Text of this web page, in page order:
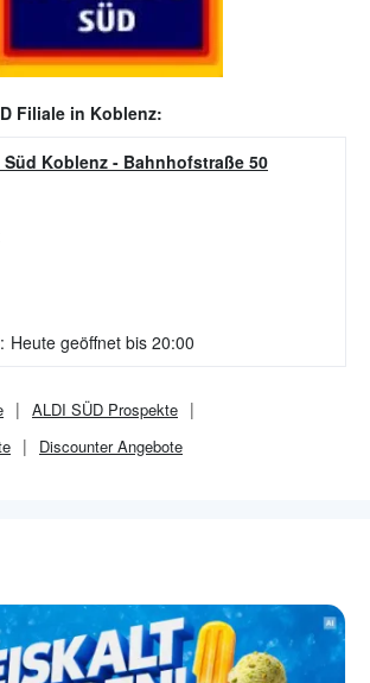
Filiale in Koblenz:
Süd Koblenz - Bahnhofstraße 50
Heute geöffnet bis 20:00
ALDI SÜD Prospekte
DiscounterAngebote